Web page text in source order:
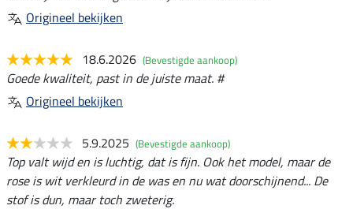
Origineel bekijken
18.6.2026 (Bevestigde aankoop)
Goede kwaliteit, past in de juiste maat. #
Origineel bekijken
5.9.2025 (Bevestigde aankoop)
Top valt wijd en is luchtig, dat is fijn. Ook het model, maar de
rose is wit verkleurd in de was en nu wat doorschijnend... De
stof is dun, maar toch zweterig.